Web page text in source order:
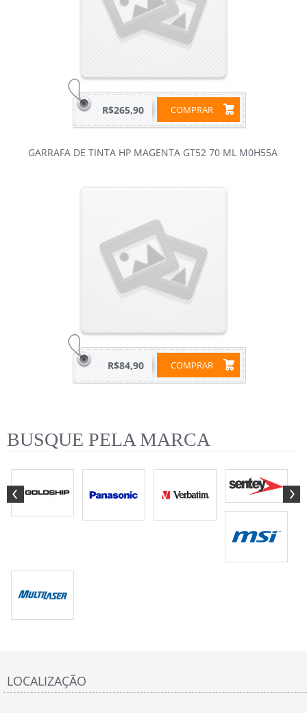
COMPRAR
R$265,90
GARRAFA DE TINTA HP MAGENTA GT52 70 ML M0H55A
COMPRAR
R$84,90
BUSQUE PELA MARCA
LOCALIZAÇÃO